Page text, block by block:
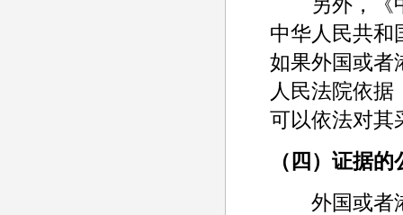
中华人民共和
如果外国或者
人民法院依
可以依法对其
（四）证据
外国或者港